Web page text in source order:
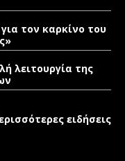
τον καρκίνο του
λειτουργία της
ειδήσεις